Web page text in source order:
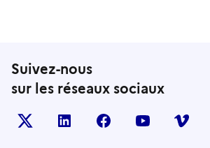
Suivez-nous
sur les réseaux sociaux
X (anciennement TWITTER)
LINKEDINFACEBOOKYOUTUBEVIMEO